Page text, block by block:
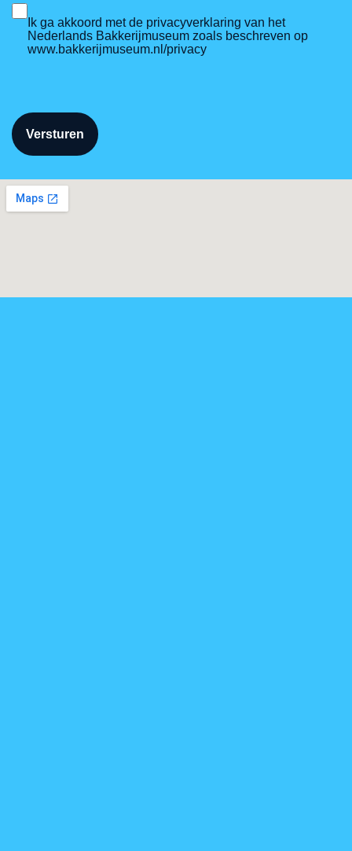
Ik ga akkoord met de privacyverklaring van het
Nederlands Bakkerijmuseum zoals beschreven op
www.bakkerijmuseum.nl/privacy
Versturen